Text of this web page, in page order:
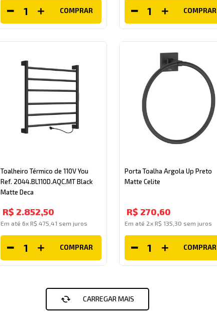
COMPRAR COMPRAR
Toalheiro Térmico de 110V You
Ref. 2044.BL110D.AQC.MT Black
Matte Deca
R$ 2.852,50
Em até6xR$ 475 ,41 sem juros
COMPRAR
Porta Toalha Argola Up Preto
Matte Celite
R$ 270,60
Em até 2x R$ 135 30 sem juros
COMPRAR